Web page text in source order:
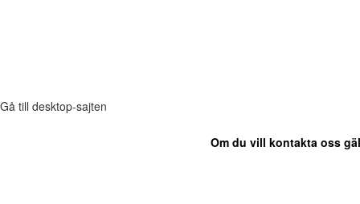
Gå till desktop-sajten
Om du vill kontakta oss